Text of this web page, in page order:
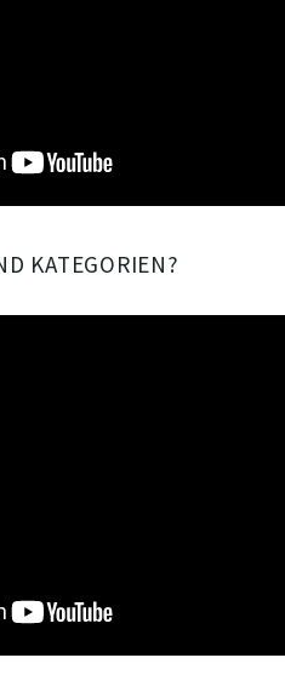
KATEGORIEN?